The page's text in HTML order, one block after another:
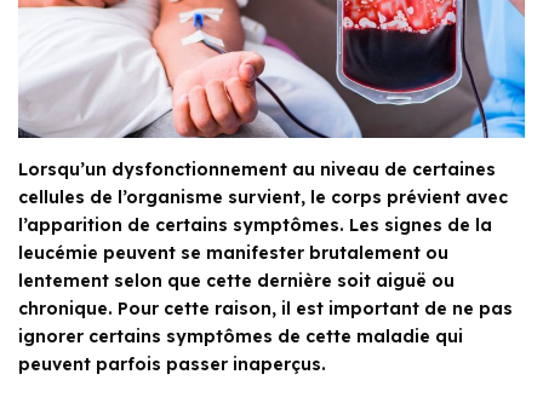
Lorsqu’un dysfonctionnement au niveau de certaines
cellules de l’organisme survient, le corps prévient avec
l’apparition de certains symptômes. Les signes de la
leucémie peuvent se manifester brutalement ou
lentement selon que cette dernière soit aiguë ou
chronique. Pour cette raison, il est important de ne pas
ignorer certains symptômes de cette maladie qui
peuvent parfois passer inaperçus.